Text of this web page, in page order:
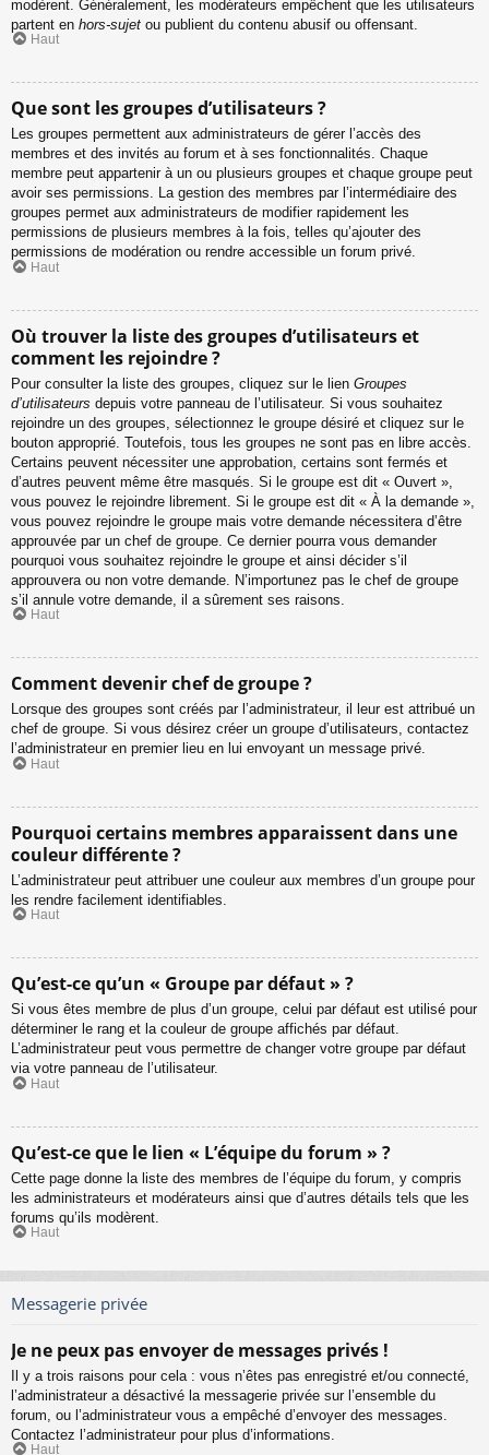
modèrent. Généralement, les modérateurs empêchent que les utilisateurs
partent en hors-sujet ou publient du contenu abusif ou offensant.
Haut
Que sont les groupes d’utilisateurs ?
Les groupes permettent aux administrateurs de gérer l’accès des
membres et des invités au forum et à ses fonctionnalités. Chaque
membre peut appartenir à un ou plusieurs groupes et chaque groupe peut
avoir ses permissions. La gestion des membres par l’intermédiaire des
groupes permet aux administrateurs de modifier rapidement les
permissions de plusieurs membres à la fois, telles qu’ajouter des
permissions de modération ou rendre accessible un forum privé.
Haut
Où trouver la liste des groupes d’utilisateurs et
comment les rejoindre ?
Pour consulter la liste des groupes, cliquez sur le lien Groupes
d’utilisateurs depuis votre panneau de l’utilisateur. Si vous souhaitez
rejoindre un des groupes, sélectionnez le groupe désiré et cliquez sur le
bouton approprié. Toutefois, tous les groupes ne sont pas en libre accès.
Certains peuvent nécessiter une approbation, certains sont fermés et
d’autres peuvent même être masqués. Si le groupe est dit « Ouvert »,
vous pouvez le rejoindre librement. Si le groupe est dit « À la demande »,
vous pouvez rejoindre le groupe mais votre demande nécessitera d’être
approuvée par un chef de groupe. Ce dernier pourra vous demander
pourquoi vous souhaitez rejoindre le groupe et ainsi décider s’il
approuvera ou non votre demande. N’importunez pas le chef de groupe
s’il annule votre demande, il a sûrement ses raisons.
Haut
Comment devenir chef de groupe ?
Lorsque des groupes sont créés par l’administrateur, il leur est attribué un
chef de groupe. Si vous désirez créer un groupe d’utilisateurs, contactez
l’administrateur en premier lieu en lui envoyant un message privé.
Haut
Pourquoi certains membres apparaissent dans une
couleur différente ?
L’administrateur peut attribuer une couleur aux membres d’un groupe pour
les rendre facilement identifiables.
Haut
Qu’est-ce qu’un « Groupe par défaut » ?
Si vous êtes membre de plus d’un groupe, celui par défaut est utilisé pour
déterminer le rang et la couleur de groupe affichés par défaut.
L’administrateur peut vous permettre de changer votre groupe par défaut
via votre panneau de l’utilisateur.
Haut
Qu’est-ce que le lien « L’équipe du forum » ?
Cette page donne la liste des membres de l’équipe du forum, y compris
les administrateurs et modérateurs ainsi que d’autres détails tels que les
forums qu’ils modèrent.
Haut
Messagerie privée
Je ne peux pas envoyer de messages privés !
Il y a trois raisons pour cela : vous n’êtes pas enregistré et/ou connecté,
l’administrateur a désactivé la messagerie privée sur l’ensemble du
forum, ou l’administrateur vous a empêché d’envoyer des messages.
Contactez l’administrateur pour plus d’informations.
Haut